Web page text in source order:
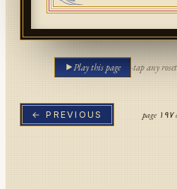
Play this page ·tap any
← PREVIOUS page ١٩٧